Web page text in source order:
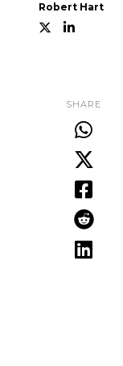
Robert Hart
SHARE